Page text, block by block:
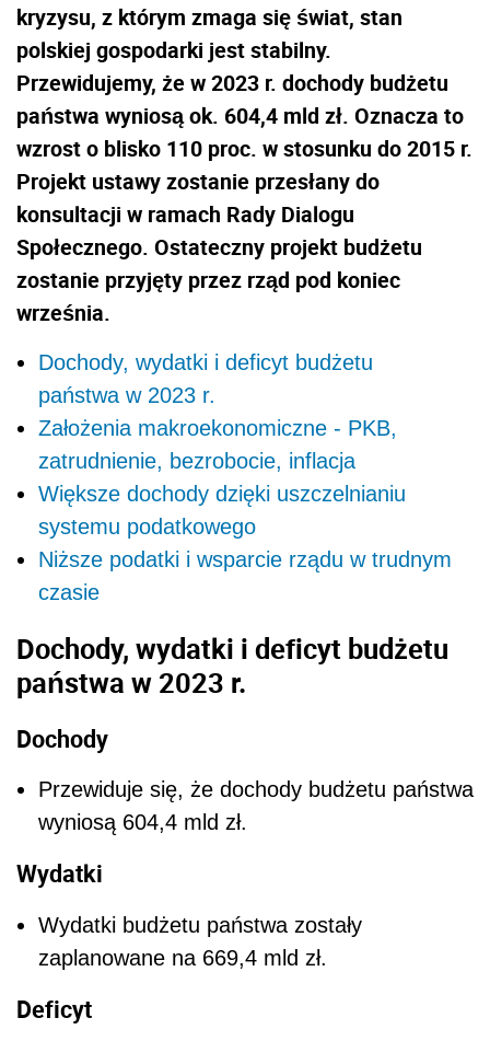
kryzysu, z którym zmaga się świat, stan
polskiej gospodarki jest stabilny.
Przewidujemy, że w 2023 r. dochody budżetu
państwa wyniosą ok. 604,4 mld zł. Oznacza to
wzrost o blisko 110 proc. w stosunku do 2015 r.
Projekt ustawy zostanie przesłany do
konsultacji w ramach Rady Dialogu
Społecznego. Ostateczny projekt budżetu
zostanie przyjęty przez rząd pod koniec
września.
Dochody, wydatki i deficyt budżetu
państwa w 2023 r.
Założenia makroekonomiczne - PKB,
zatrudnienie, bezrobocie, inflacja
Większe dochody dzięki uszczelnianiu
systemu podatkowego
Niższe podatki i wsparcie rządu w trudnym
czasie
Dochody, wydatki i deficyt budżetu
państwa w 2023 r.
Dochody
Przewiduje się, że dochody budżetu państwa
wyniosą 604,4 mld zł.
Wydatki
Wydatki budżetu państwa zostały
zaplanowane na 669,4 mld zł.
Deficyt